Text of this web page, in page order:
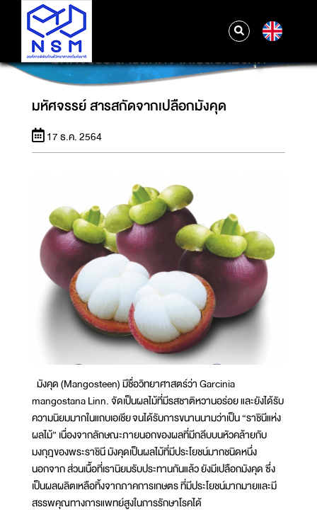
มหัศจรรย์ สารสกัดจากเปลือกมังคุด
มหัศจรรย์ สารสกัดจากเปลือกมังคุด
17 ธ.ค. 2564
มังคุด (Mangosteen) มีชื่อวิทยาศาสตร์ว่า Garcinia
mangostana Linn. จัดเป็นผลไม้ที่มีรสชาติหวานอร่อย และยังได้รับ
ความนิยมมากในแถบเอเชีย จนได้รับการขนานนามว่าเป็น “ราชินีแห่ง
ผลไม้” เนื่องจากลักษณะภายนอกของผลที่มีกลีบบนหัวคล้ายกับ
มงกุฎของพระราชินี มังคุดเป็นผลไม้ที่มีประโยชน์มากชนิดหนึ่ง
นอกจาก ส่วนเนื้อที่เรานิยมรับประทานกันแล้ว ยังมีเปลือกมังคุด ซึ่ง
เป็นผลผลิตเหลือทิ้งจากภาคการเกษตร ที่มีประโยชน์มากมายและมี
สรรพคุณทางการแพทย์สูงในการรักษาโรคได้